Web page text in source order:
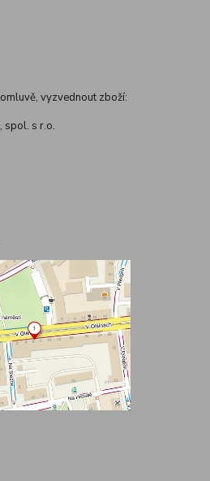
vyzvednout zboží:
spol. s r.o.